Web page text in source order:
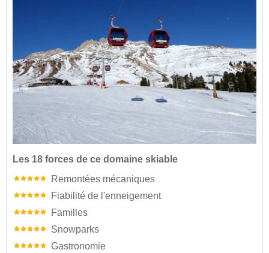
Les 18 forces de ce domaine skiable
Remontées mécaniques
Fiabilité de l'enneigement
Familles
Snowparks
Gastronomie